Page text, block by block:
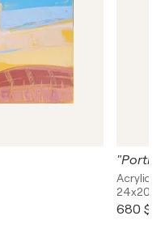
24x20in
680